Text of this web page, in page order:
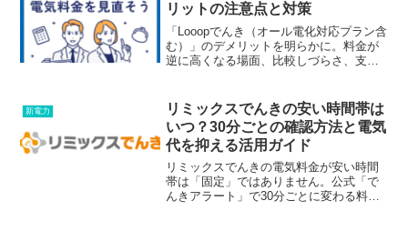
リットの注意点と対策
「Looopでんき（オール電化対応プラン含
む）」のデメリットを明らかに。料金が
逆に高くなる場面、比較しづらさ、支払
びたい方必見です。
新電力
リミックスでんきの安い時間帯は
いつ？30分ごとの確認方法と電気
代を抑える活用ガイド
リミックスでんきの電気料金が安い時間
帯は「固定」ではありません。公式「で
んきアラート」で30分ごとに変わる料金